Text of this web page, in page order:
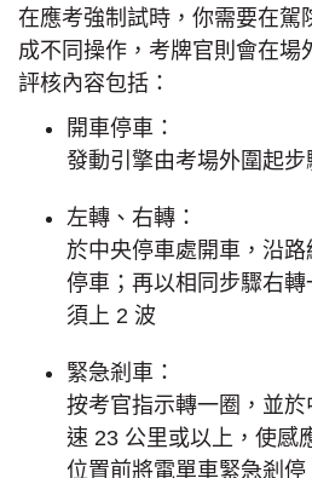
在應考強制試時，你需要在駕
成不同操作，考牌官則會在場
評核內容包括：
開車停車：
發動引擎由考場外圍起
左轉、右轉：
於中央停車處開車，沿
停車；再以相同步驟右
須上 2 波
緊急剎車：
按考官指示轉一圈，並
速 23 公里或以上，使感
位置前將電單車緊急剎停